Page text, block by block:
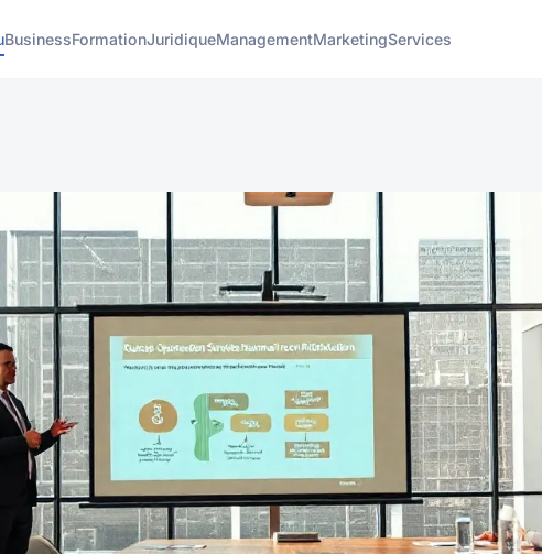
BusinessFormationJuridiqueManagementMarketingServices